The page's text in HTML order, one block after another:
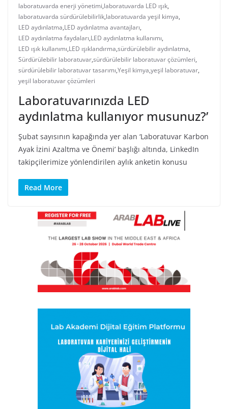
laboratuvarda enerji yönetimi,laboratuvarda LED ışık,
laboratuvarda sürdürülebilirlik,laboratuvarda yeşil kimya,
LED aydınlatma,LED aydınlatma avantajları,
LED aydınlatma faydaları,LED aydınlatma kullanımı,
LED ışık kullanımı,LED ışıklandırma,sürdürülebilir aydınlatma,
Sürdürülebilir laboratuvar,sürdürülebilir laboratuvar çözümleri,
sürdürülebilir laboratuvar tasarımı,Yeşil kimya,yeşil laboratuvar,
yeşil laboratuvar çözümleri
Laboratuvarınızda LED
aydınlatma kullanıyor musunuz?’
Şubat sayısının kapağında yer alan ‘Laboratuvar Karbon
Ayak İzini Azaltma ve Önemi’ başlığı altında, LinkedIn
takipçilerimize yönlendirilen aylık anketin konusu
Read More